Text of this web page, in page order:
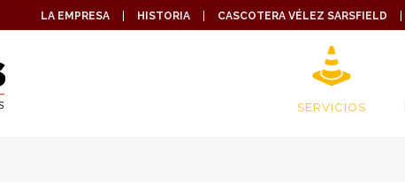
LA EMPRESA HISTORIA CASCOTERA VÉLEZ SARSFIELD
SERVICIOS